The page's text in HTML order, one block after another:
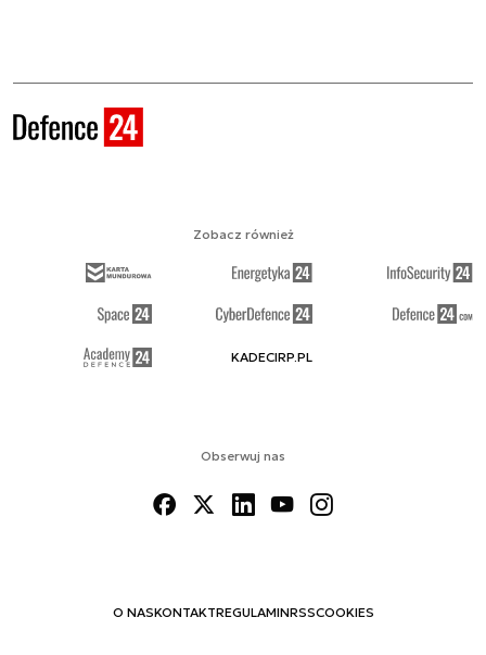
Obserwuj nas
O NASKONTAKTREGULAMINRSSCOOKIES
Zobacz również
KADECIRP.PL